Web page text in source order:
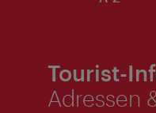
Tourist-
Adressen